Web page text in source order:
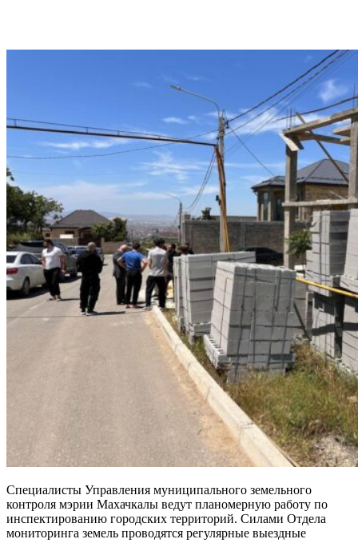
Специалисты Управления муниципального земельного
контроля мэрии Махачкалы ведут планомерную работу по
инспектированию городских территорий. Силами Отдела
мониторинга земель проводятся регулярные выездные